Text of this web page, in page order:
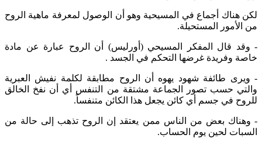
لكن هناك أجماع في المسيحية وهو أن الوصول لمعرفة ماهية الروح
من الأمور المستحيلة.
- وقد قال المفكر المسيحي (أورليس) أن الروح عبارة عن مادة
خاصة وفريدة غرضها التحكم في الجسد .
- ويرى طائفة شهود يهوه أن الروح مطابقة لكلمة نفيش العبرية
والتي حسب تصور الجماعة مشتقة من التنفس أي أن نفخ الخالق
للروح في جسم أي كائن يجعل هذا الكائن متنفساً.
- وهناك بعض من الناس ممن يعتقد إن الروح تذهب إلى حالة من
السبات لحين يوم الحساب.